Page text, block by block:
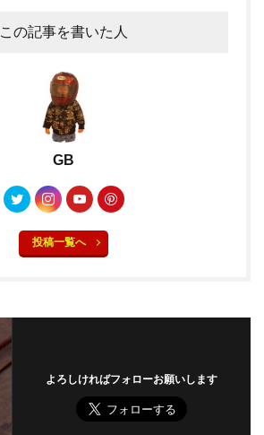
この記事を書いた人
GB
投稿一覧へ
よろしければフォローお願いします